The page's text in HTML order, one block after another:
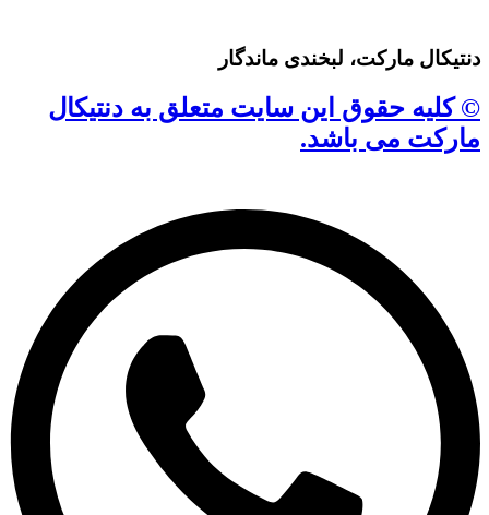
دنتیکال مارکت، لبخندی ماندگار
© کلیه حقوق این سایت متعلق به دنتیکال
مارکت می باشد.